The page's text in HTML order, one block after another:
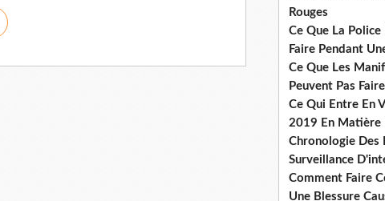
Rouges
Ce Que La
Faire Pendant
Ce Que Les
Peuvent Pas Faire
Ce Qui Entre En
2019 En Matière
Chronologie Des
Surveillance
Comment Faire
Une Blessure